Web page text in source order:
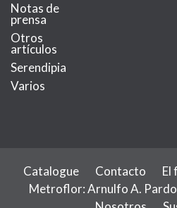
Notas de
prensa
Otros
artículos
Serendipia
Varios
Catalogue Contacto
El
Metroflor: Arnulfo A. Pardo